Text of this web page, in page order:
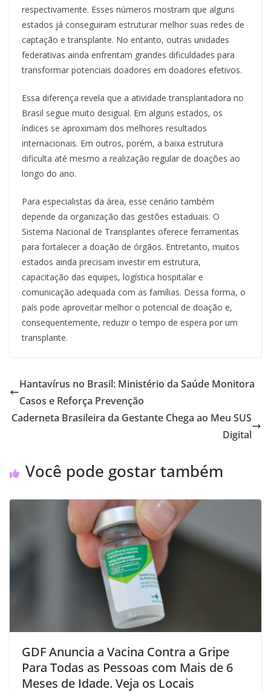
respectivamente. Esses números mostram que alguns
estados já conseguiram estruturar melhor suas redes de
captação e transplante. No entanto, outras unidades
federativas ainda enfrentam grandes dificuldades para
transformar potenciais doadores em doadores efetivos.
Essa diferença revela que a atividade transplantadora no
Brasil segue muito desigual. Em alguns estados, os
índices se aproximam dos melhores resultados
internacionais. Em outros, porém, a baixa estrutura
dificulta até mesmo a realização regular de doações ao
longo do ano.
Para especialistas da área, esse cenário também
depende da organização das gestões estaduais. O
Sistema Nacional de Transplantes oferece ferramentas
para fortalecer a doação de órgãos. Entretanto, muitos
estados ainda precisam investir em estrutura,
capacitação das equipes, logística hospitalar e
comunicação adequada com as famílias. Dessa forma, o
país pode aproveitar melhor o potencial de doação e,
consequentemente, reduzir o tempo de espera por um
transplante.
Hantavírus no Brasil: Ministério da Saúde Monitora
Casos e Reforça Prevenção
Caderneta Brasileira da Gestante Chega ao Meu SUS
Digital
Você pode gostar também
GDF Anuncia a Vacina Contra a Gripe
Para Todas as Pessoas com Mais de 6
Meses de Idade. Veja os Locais